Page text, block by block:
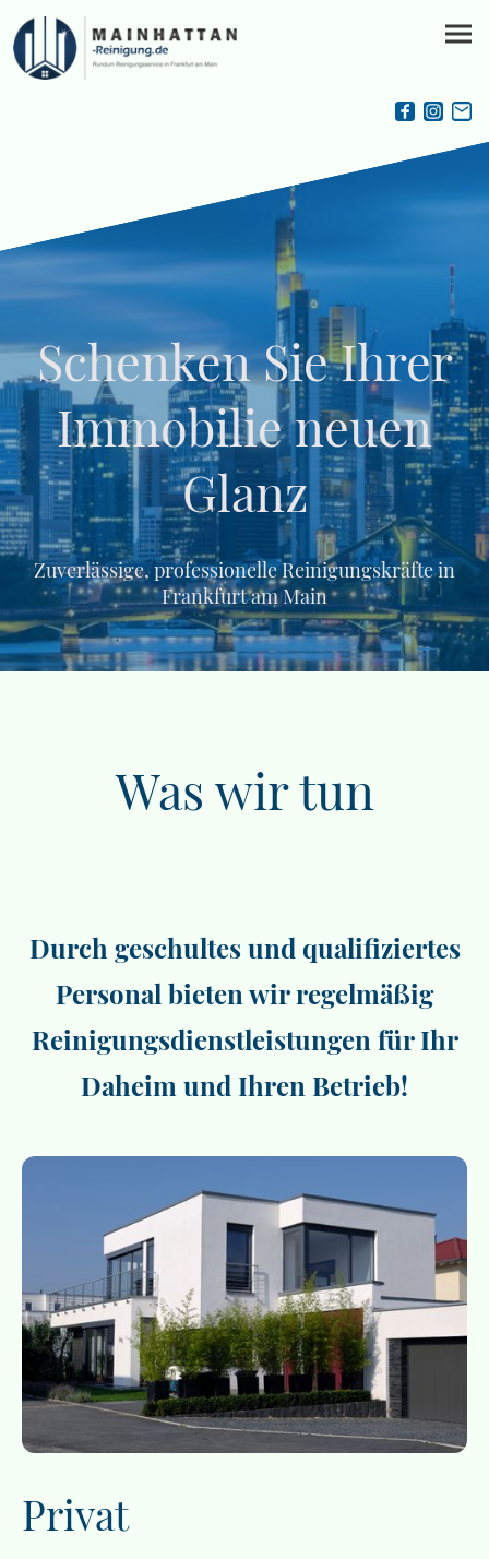
Schenken Sie Ihrer
Immobilie neuen
Glanz
Zuverlässige, professionelle Reinigungskräfte in
Frankfurt am Main
Was wir tun
Durch geschultes und qualifiziertes
Personal bieten wir regelmäßig
Reinigungsdienstleistungen für Ihr
Daheim und Ihren Betrieb!
Privat